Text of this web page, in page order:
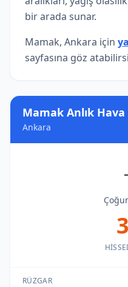
Mamak Anlık Hava
Ankara
RÜZGAR
bir arada sunar.
Mamak, Ankara için
sayfasına göz